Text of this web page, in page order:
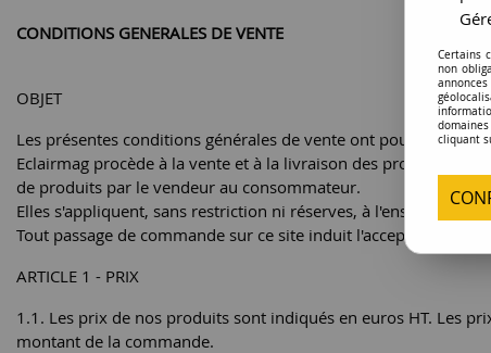
CONDITIONS GENERALES DE VENTE
OBJET
Les présentes conditions générales de vente ont pour objet
Eclairmag procède à la vente et à la livraison des produits
de produits par le vendeur au consommateur.
Elles s'appliquent, sans restriction ni réserves, à l'ensemble
Tout passage de commande sur ce site induit l'acceptation de
ARTICLE 1 - PRIX
1.1. Les prix de nos produits sont indiqués en euros HT. Les
montant de la commande.
Certains
non
cliquant